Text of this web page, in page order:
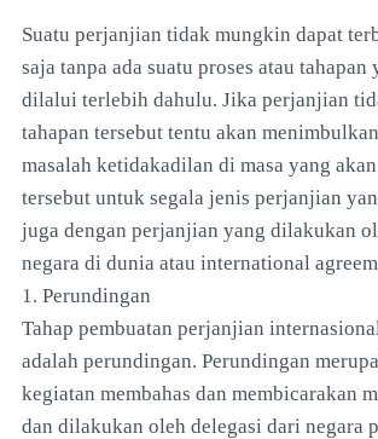
Suatu perjanjian tidak mungkin dapat
saja tanpa ada suatu proses atau tahapan
dilalui terlebih dahulu. Jika perjanjian
tahapan tersebut tentu akan
masalah ketidakadilan di masa yang
tersebut untuk segala jenis perjanjian
juga dengan perjanjian yang dilakukan
negara di dunia atau international
1. Perundingan
Tahap pembuatan perjanjian
adalah perundingan. Perundingan
kegiatan membahas dan membicarakan
dan dilakukan oleh delegasi dari negara